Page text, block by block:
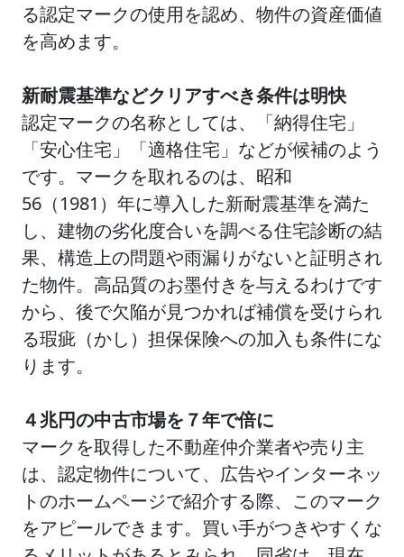
る認定マークの使用を認め、物件の資産価値
を高めます。
新耐震基準などクリアすべき条件は明快
認定マークの名称としては、「納得住宅」
「安心住宅」「適格住宅」などが候補のよう
です。マークを取れるのは、昭和
56（1981）年に導入した新耐震基準を満た
し、建物の劣化度合いを調べる住宅診断の結
果、構造上の問題や雨漏りがないと証明され
た物件。高品質のお墨付きを与えるわけです
から、後で欠陥が見つかれば補償を受けられ
る瑕疵（かし）担保保険への加入も条件にな
ります。
４兆円の中古市場を７年で倍に
マークを取得した不動産仲介業者や売り主
は、認定物件について、広告やインターネッ
トのホームページで紹介する際、このマーク
をアピールできます。買い手がつきやすくな